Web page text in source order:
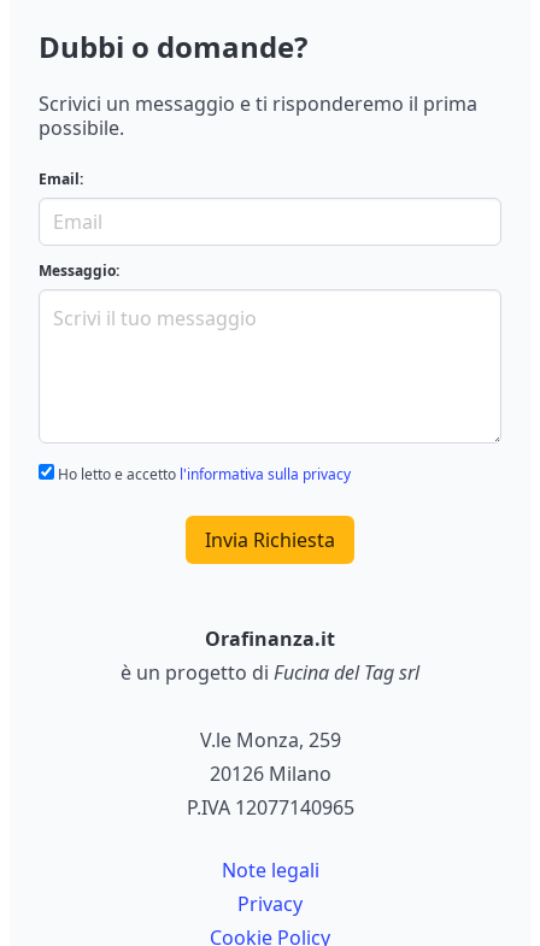
Dubbi o domande?
Scrivici un messaggio e ti risponderemo il prima
possibile.
Email:
Messaggio:
Ho letto e accetto l'informativa sulla privacy
Invia Richiesta
Orafinanza.it
è un progetto di Fucina del Tag srl
V.le Monza, 259
20126 Milano
P.IVA 12077140965
Note legali
Privacy
Cookie Policy